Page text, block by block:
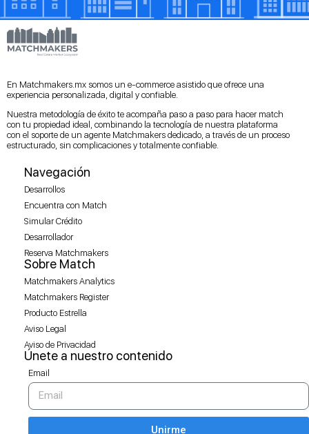
En Matchmakers.mx somos un e-commerce asistido que ofrece una
experiencia personalizada, digital y confiable.
Nuestra metodología de éxito te acompaña paso a paso para hacer match
con tu propiedad ideal, combinando la tecnología de nuestra plataforma
con el soporte de un agente Matchmakers dedicado, a través de un proceso
estructurado, sin complicaciones y totalmente confiable.
Navegación
Desarrollos
Encuentra con Match
Simular Crédito
Desarrollador
Reserva Matchmakers
Sobre Match
Matchmakers Analytics
Matchmakers Register
Producto Estrella
Aviso Legal
Aviso de Privacidad
Únete a nuestro contenido
Email
Unirme